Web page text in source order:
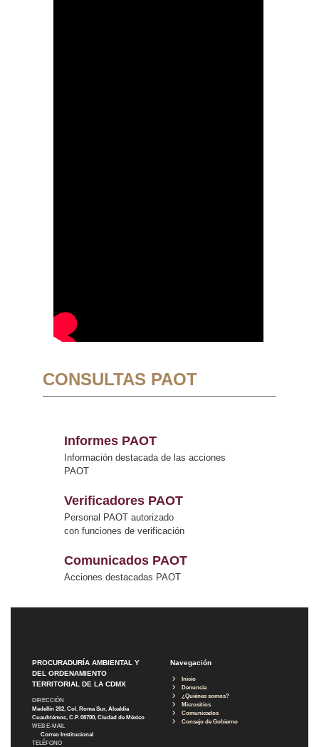
CONSULTAS PAOT
Informes PAOT
Información destacada de las acciones
PAOT
Verificadores PAOT
Personal PAOT autorizado
con funciones de verificación
Comunicados PAOT
Acciones destacadas PAOT
PROCURADURÍA AMBIENTAL Y
DEL ORDENAMIENTO
TERRITORIAL DE LA CDMX
DIRECCIÓN
Medellín 202, Col. Roma Sur, Alcaldía
Cuauhtémoc, C.P. 06700, Ciudad de México
WEB E-MAIL
Correo Institucional
TELÉFONO
Navegación
Inicio
Denuncia
¿Quiénes somos?
Micrositios
Comunicados
Consejo de Gobierno